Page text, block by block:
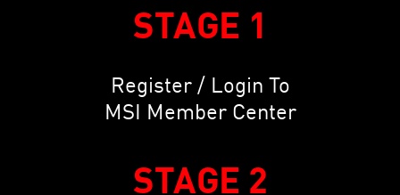
STAGE 1
Register / Login To
MSI Member Center
STAGE 2